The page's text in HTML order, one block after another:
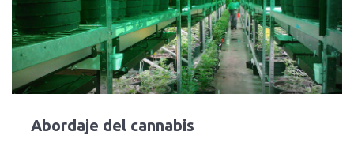
Abordaje del cannabis